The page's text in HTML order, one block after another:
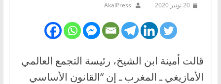
20 نونبر 2020 AkalPress
قالت أمينة ابن الشيخ، رئيسة التجمع العالمي
الأمازيغي ـ المغرب ـ إن “القانون الأساسي